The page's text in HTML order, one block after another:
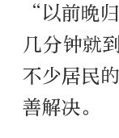
“以前晚
几分钟就
不少居民
善解决。